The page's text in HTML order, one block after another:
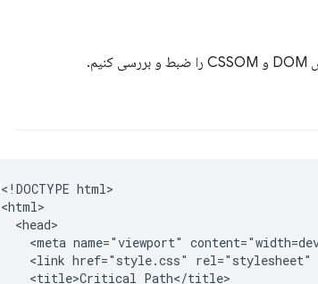
<!DOCTYPE html>
<html>
  <head>
<meta name="viewport"
<link href="style.css" rel="stylesheet"
    <title>Critical Path</title>